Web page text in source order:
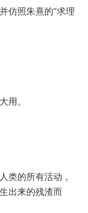
仿照朱熹的“求理
用。
类的所有活动，
出来的残渣而